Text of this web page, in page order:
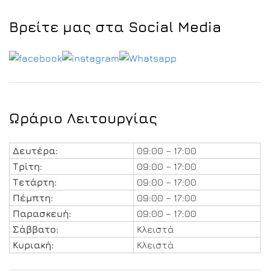
Βρείτε μας στα Social Media
Ωράριο Λειτουργίας
Δευτέρα:
09:00 – 17:00
Τρίτη:
09:00 – 17:00
Τετάρτη:
09:00 – 17:00
Πέμπτη:
09:00 – 17:00
Παρασκευή:
09:00 – 17:00
Σάββατο:
Κλειστά
Κυριακή:
Κλειστά